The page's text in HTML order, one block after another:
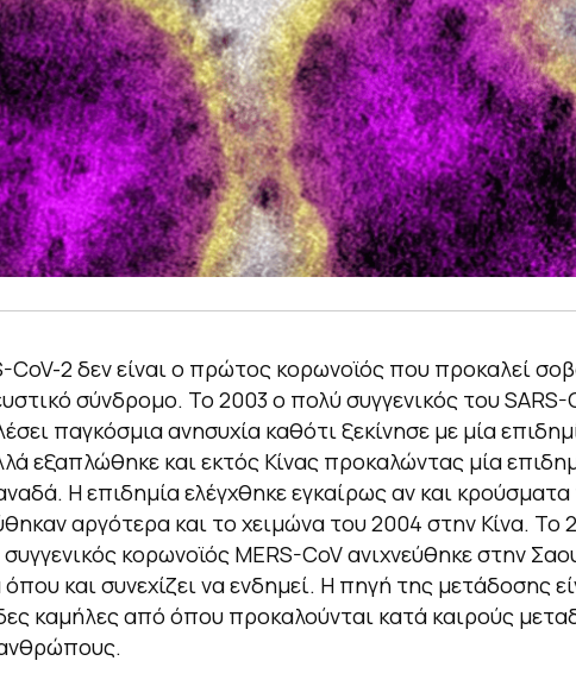
CoV-2 δεν είναι ο πρώτος κορωνοϊός που προκαλεί
σύνδρομο. Το 2003 ο πολύ συγγενικός του SARS-
παγκόσμια ανησυχία καθότι ξεκίνησε με μία
εξαπλώθηκε και εκτός Κίνας προκαλώντας μία
Η επιδημία ελέγχθηκε εγκαίρως αν και κρούσματα
αργότερα και το χειμώνα του 2004 στην Κίνα. Το
κορωνοϊός MERS-CoV ανιχνεύθηκε στην
και συνεχίζει να ενδημεί. Η πηγή της μετάδοσης
καμήλες από όπου προκαλούνται κατά καιρούς